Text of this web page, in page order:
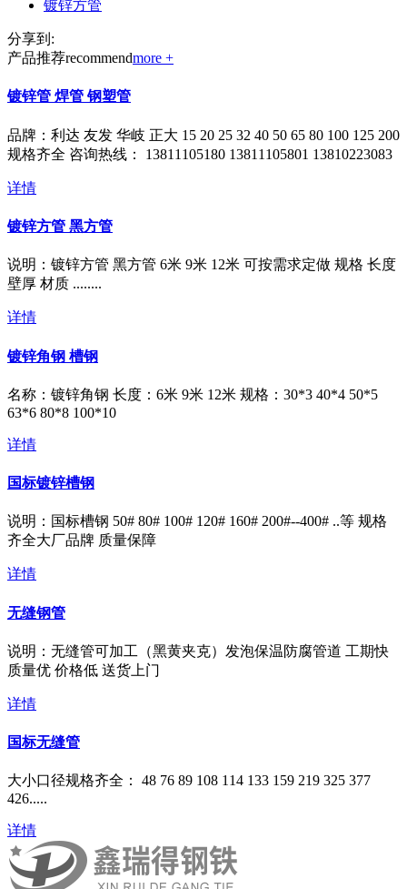
镀锌方管
分享到:
产品推荐recommendmore +
镀锌管 焊管 钢塑管
品牌：利达 友发 华岐 正大 15 20 25 32 40 50 65 80 100 125 200
规格齐全 咨询热线： 13811105180 13811105801 13810223083
详情
镀锌方管 黑方管
说明：镀锌方管 黑方管 6米 9米 12米 可按需求定做 规格 长度
壁厚 材质 ........
详情
镀锌角钢 槽钢
名称：镀锌角钢 长度：6米 9米 12米 规格：30*3 40*4 50*5
63*6 80*8 100*10
详情
国标镀锌槽钢
说明：国标槽钢 50# 80# 100# 120# 160# 200#--400# ..等 规格
齐全大厂品牌 质量保障
详情
无缝钢管
说明：无缝管可加工（黑黄夹克）发泡保温防腐管道 工期快
质量优 价格低 送货上门
详情
国标无缝管
​大小口径规格齐全： 48 76 89 108 114 133 159 219 325 377
426.....
详情